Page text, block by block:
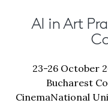
AI in Art
23-26 October
Bucharest
CinemaNational